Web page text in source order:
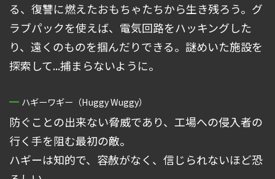
る、復讐に燃えたおもちゃたちから生き残ろう。グ
ラブパックを使えば、電気回路をハッキングした
り、遠くのものを掴んだりできる。謎めいた施設を
探索して...捕まらないように。
ハギーワギー（Huggy Wuggy）
防ぐことの出来ない脅威であり、工場への侵入者の
行く手を阻む最初の敵。
ハギーは知的で、容赦がなく、信じられないほど恐